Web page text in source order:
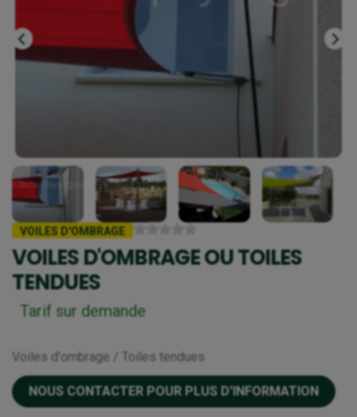
VOILES D'OMBRAGE
VOILES D'OMBRAGE OU TOILES
TENDUES
Tarif sur demande
Voiles d'ombrage / Toiles tendues
NOUS CONTACTER POUR PLUS D'INFORMATION